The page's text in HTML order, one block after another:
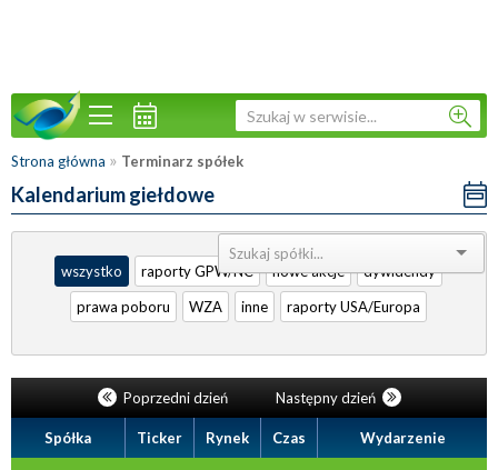
Strona główna » Terminarz spółek
Kalendarium giełdowe
Sortuj:
wszystko
raporty GPW/NC nowe akcje
dywidendy
prawa poboru
WZA inne raporty USA/Europa
Poprzedni dzień Następny dzień
Spółka Ticker Rynek Czas Wydarzenie